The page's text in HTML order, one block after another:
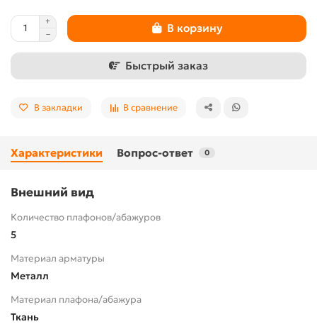
В корзину
Быстрый заказ
В закладки В сравнение
Характеристики Вопрос-ответ 0
Внешний вид
Количество плафонов/абажуров
5
Материал арматуры
Металл
Материал плафона/абажура
Ткань